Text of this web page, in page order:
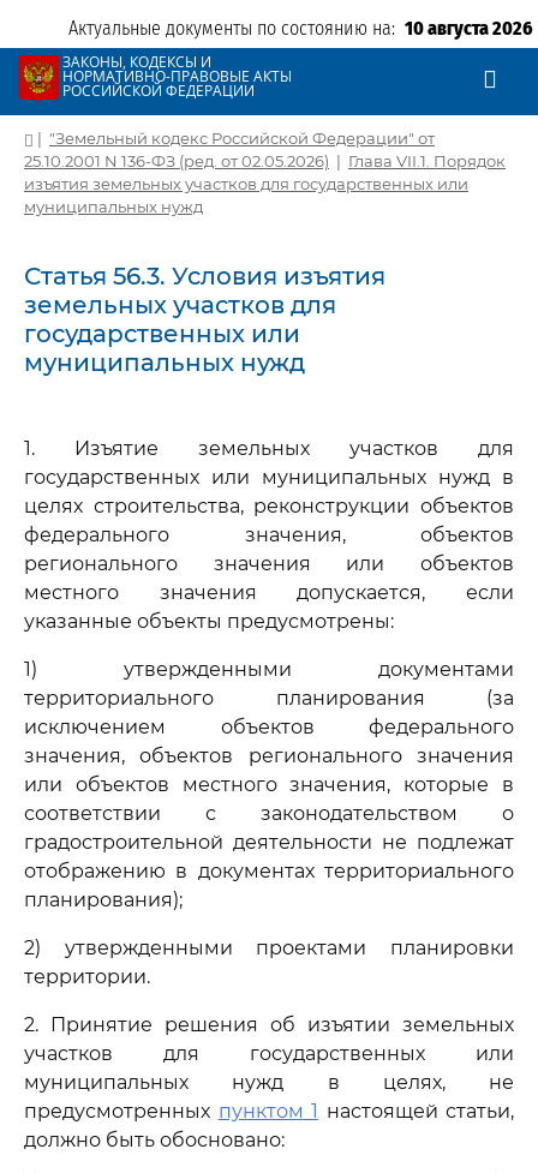
Актуальные документы по состоянию на: 10 августа 2026
ЗАКОНЫ, КОДЕКСЫ И
НОРМАТИВНО-ПРАВОВЫЕ АКТЫ
РОССИЙСКОЙ ФЕДЕРАЦИИ
| "Земельный кодекс Российской Федерации" от
25.10.2001 N 136-ФЗ (ред. от 02.05.2026) | Глава VII.1. Порядок
изъятия земельных участков для государственных или
муниципальных нужд
Статья 56.3. Условия изъятия
земельных участков для
государственных или
муниципальных нужд
1. Изъятие земельных участков для
государственных или муниципальных нужд в
целях строительства, реконструкции объектов
федерального значения, объектов
регионального значения или объектов
местного значения допускается, если
указанные объекты предусмотрены:
1) утвержденными документами
территориального планирования (за
исключением объектов федерального
значения, объектов регионального значения
или объектов местного значения, которые в
соответствии с законодательством о
градостроительной деятельности не подлежат
отображению в документах территориального
планирования);
2) утвержденными проектами планировки
территории.
2. Принятие решения об изъятии земельных
участков для государственных или
муниципальных нужд в целях, не
предусмотренных пунктом 1 настоящей статьи,
должно быть обосновано: